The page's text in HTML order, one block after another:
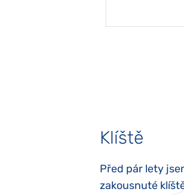
Klíště
Před pár lety
zakousnuté